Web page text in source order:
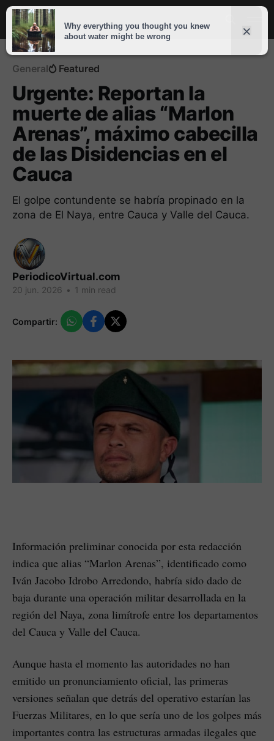
General Featured
Urgente: Reportan la
muerte de alias “Marlon
Arenas”, máximo cabecilla
de las Disidencias en el
Cauca
El golpe contundente se habría propinado en la
zona de El Naya, entre Cauca y Valle del Cauca.
PeriodicoVirtual.com
20 jun. 2026 • 1 min read
Compartir:
Información preliminar conocida por esta redacción
indica que alias “Marlon Arenas”, identificado como
Iván Jacobo Idrobo Arredondo, habría sido dado de
baja durante una operación militar desarrollada en la
región del Naya, zona limítrofe entre los departamentos
del Cauca y Valle del Cauca.
Aunque hasta el momento las autoridades no han
emitido un pronunciamiento oficial, las primeras
versiones señalan que detrás del operativo estarían las
Fuerzas Militares, en lo que sería uno de los golpes más
importantes contra las estructuras armadas ilegales que